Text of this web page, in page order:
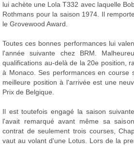
lui achète une Lola T332 avec laquelle
Rothmans pour la saison 1974. Il
le Grovewood Award.
Toutes ces bonnes performances lui
l'année suivante chez BRM.
qualifications au-delà de la 20e position,
à Monaco. Ses performances en course
meilleure position à l'arrivée est une
Prix de Belgique.
Il est toutefois engagé la saison
l'avait remarqué avant même sa
contrat de seulement trois courses,
vaut au volant d'une Lotus. Lors de la